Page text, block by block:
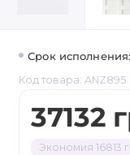
Срок
Код товара: ANZ895
37132
Экономия 16813